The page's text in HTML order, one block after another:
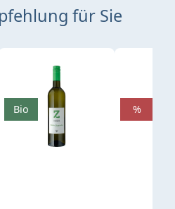
für Sie
Bio %